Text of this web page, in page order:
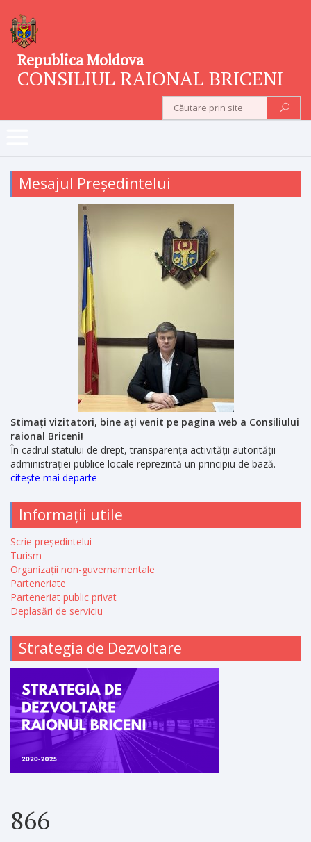
Republica Moldova
CONSILIUL RAIONAL BRICENI
Mesajul Președintelui
Stimați vizitatori, bine ați venit pe pagina web a Consiliului
raional Briceni!
În cadrul statului de drept, transparența activității autorității
administrației publice locale reprezintă un principiu de bază.
citește mai departe
Informații utile
Scrie președintelui
Turism
Organizații non-guvernamentale
Parteneriate
Parteneriat public privat
Deplasări de serviciu
Strategia de Dezvoltare
866